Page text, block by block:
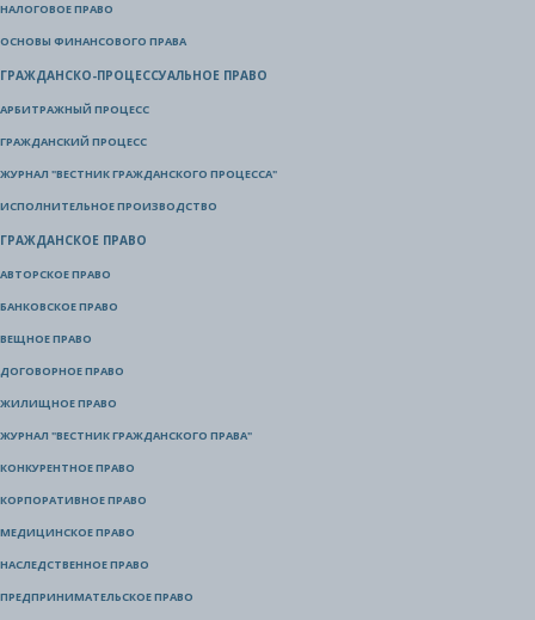
НАЛОГОВОЕ ПРАВО
ОСНОВЫ ФИНАНСОВОГО ПРАВА
ГРАЖДАНСКО-ПРОЦЕССУАЛЬНОЕ ПРАВО
АРБИТРАЖНЫЙ ПРОЦЕСС
ГРАЖДАНСКИЙ ПРОЦЕСС
ЖУРНАЛ "ВЕСТНИК ГРАЖДАНСКОГО ПРОЦЕССА"
ИСПОЛНИТЕЛЬНОЕ ПРОИЗВОДСТВО
ГРАЖДАНСКОЕ ПРАВО
АВТОРСКОЕ ПРАВО
БАНКОВСКОЕ ПРАВО
ВЕЩНОЕ ПРАВО
ДОГОВОРНОЕ ПРАВО
ЖИЛИЩНОЕ ПРАВО
ЖУРНАЛ "ВЕСТНИК ГРАЖДАНСКОГО ПРАВА"
КОНКУРЕНТНОЕ ПРАВО
КОРПОРАТИВНОЕ ПРАВО
МЕДИЦИНСКОЕ ПРАВО
НАСЛЕДСТВЕННОЕ ПРАВО
ПРЕДПРИНИМАТЕЛЬСКОЕ ПРАВО